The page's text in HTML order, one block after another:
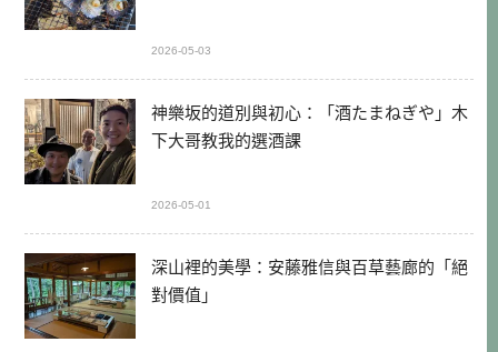
2026-05-03
神樂坂的道別與初心：「酒たまねぎや」木
下大哥教我的選酒課
2026-05-01
深山裡的美學：安藤雅信與百草藝廊的「絕
對價值」